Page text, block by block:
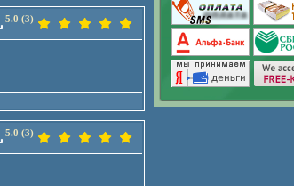
5.0 (3)
5.0 (3)